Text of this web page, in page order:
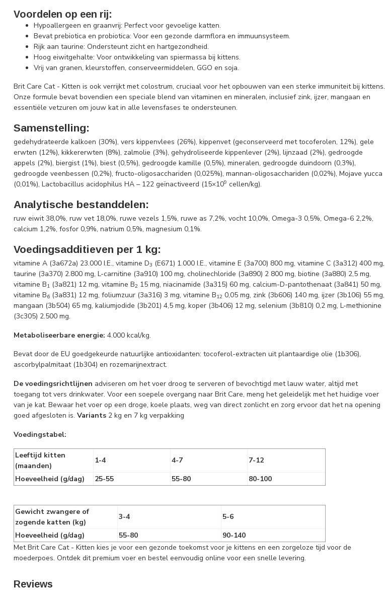
Voordelen op een rij:
Hypoallergeen en graanvrij: Perfect voor gevoelige katten.
Bevat prebiotica en probiotica: Voor een gezonde darmflora en immuunsysteem.
Rijk aan taurine: Ondersteunt zicht en hartgezondheid.
Hoog eiwitgehalte: Voor ontwikkeling van spiermassa bij kittens.
Vrij van granen, kleurstoffen, conserveermiddelen, GGO en soja.
Brit Care Cat - Kitten is ook verrijkt met colostrum, cruciaal voor het opbouwen van een sterke immuniteit bij kittens.
Onze formule bevat bovendien een speciale blend van vitaminen en mineralen, inclusief zink, ijzer, mangaan en
essentiële vetzuren om jouw kat in alle levensfases te ondersteunen.
Samenstelling:
gedehydrateerde kalkoen (30%), vers kippenvlees (26%), kippenvet (geconserveerd met tocoferolen, 12%), gele
erwten (12%), kikkererwten (8%), zalmolie (3%), gehydroliseerde kippenlever (2%), lijnzaad (2%), gedroogde
appels (2%), biergist (1%), biest (0,5%), gedroogde kamille (0,5%), mineralen, gedroogde duindoorn (0,3%),
gedroogde veenbessen (0,2%), fructo-oligosacchariden (0,025%), mannan-oligosacchariden (0,02%), Mojave yucca
(0,01%), Lactobacillus acidophilus HA – 122 geïnactiveerd (15×109 cellen/kg).
Analytische bestanddelen:
ruw eiwit 38,0%, ruw vet 18,0%, ruwe vezels 1,5%, ruwe as 7,2%, vocht 10,0%, Omega-3 0,5%, Omega-6 2,2%,
calcium 1,2%, fosfor 0,9%, natrium 0,5%, magnesium 0,1%.
Voedingsadditieven per 1 kg:
vitamine A (3a672a) 23.000 I.E., vitamine D3 (E671) 1.000 I.E., vitamine E (3a700) 800 mg, vitamine C (3a312) 400 mg,
taurine (3a370) 2.800 mg, L-carnitine (3a910) 100 mg, cholinechloride (3a890) 2 800 mg, biotine (3a880) 2,5 mg,
vitamine B1 (3a821) 12 mg, vitamine B2 15 mg, niacinamide (3a315) 60 mg, calcium-D-pantothenaat (3a841) 50 mg,
vitamine B6 (3a831) 12 mg, foliumzuur (3a316) 3 mg, vitamine B12 0,05 mg, zink (3b606) 140 mg, ijzer (3b106) 55 mg,
mangaan (3b504) 65 mg, kaliumjodide (3b201) 4,5 mg, koper (3b406) 12 mg, selenium (3b810) 0,2 mg, L-methionine
(3c305) 2.500 mg.
Metaboliseerbare energie: 4.000 kcal/kg.
Bevat door de EU goedgekeurde natuurlijke antioxidanten: tocoferol-extracten uit plantaardige olie (1b306),
ascorbylpalmitaat (1b304) en rozemarijnextract.
De voedingsrichtlijnen adviseren om het voer droog te serveren of bevochtigd met lauw water, altijd met
toegang tot vers drinkwater. Voor een soepele overgang naar Brit Care, meng het geleidelijk met het huidige voer
van je kat. Bewaar het voer op een droge, koele plaats, weg van direct zonlicht en zorg ervoor dat het na opening
goed afgesloten is. Variants 2 kg en 7 kg verpakking
Voedingstabel:
Leeftijd kitten
(maanden)
1-4 4-7
7-12
Hoeveelheid (g/dag)
25-55 55-80 80-100
Gewicht zwangere of
zogende katten (kg)
3-4
5-6
Hoeveelheid (g/dag)
55-80
90-140
Met Brit Care Cat - Kitten kies je voor een gezonde toekomst voor je kittens en een zorgeloze tijd voor de
moederpoes. Ontdek dit premium voer en bestel eenvoudig online voor een snelle levering.
Reviews